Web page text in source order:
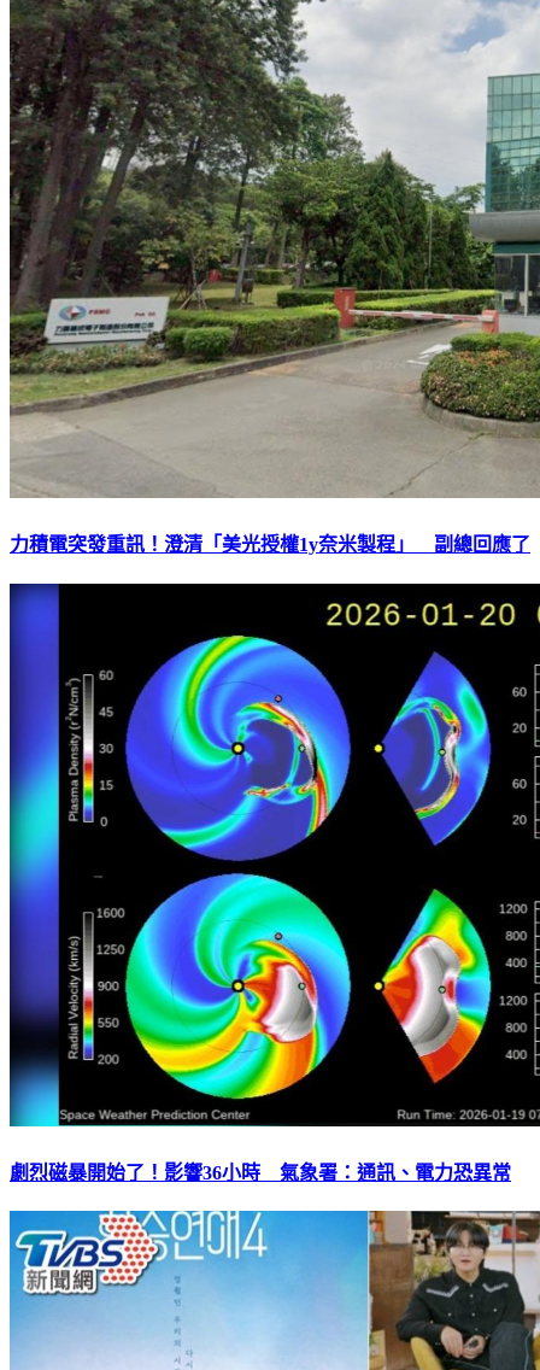
力積電突發重訊！澄清「美光授權1y奈米製程」 副總回應了
劇烈磁暴開始了！影響36小時 氣象署：通訊、電力恐異常